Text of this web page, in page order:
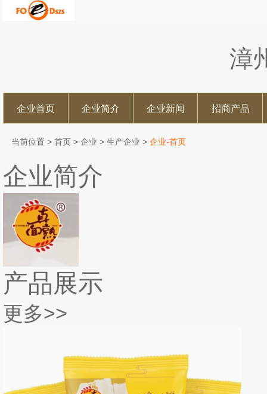
漳
企业首页 企业简介 企业新闻 招商产品
当前位置 > 首页 > 企业 > 生产企业 > 企业-首页
企业简介
产品展示
更多>>